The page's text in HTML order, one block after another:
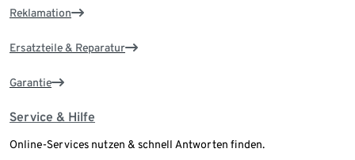
Reklamation
Ersatzteile & Reparatur
Garantie
Service & Hilfe
Online-Services nutzen & schnell Antworten finden.